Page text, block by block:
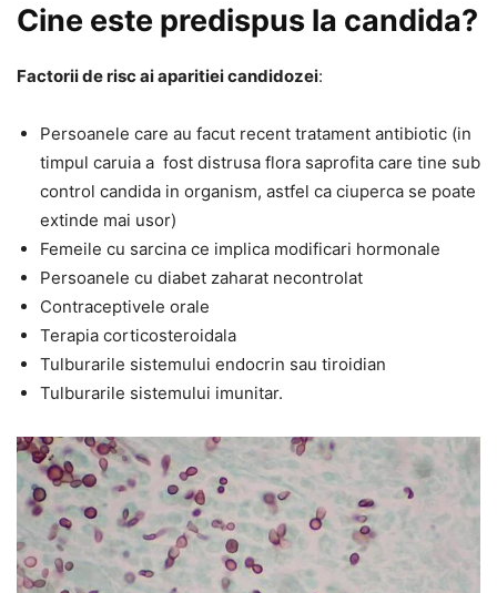
Cine este predispus la candida?
Factorii de risc ai aparitiei candidozei:
Persoanele care au facut recent tratament antibiotic (in
timpul caruia a fost distrusa flora saprofita care tine sub
control candida in organism, astfel ca ciuperca se poate
extinde mai usor)
Femeile cu sarcina ce implica modificari hormonale
Persoanele cu diabet zaharat necontrolat
Contraceptivele orale
Terapia corticosteroidala
Tulburarile sistemului endocrin sau tiroidian
Tulburarile sistemului imunitar.